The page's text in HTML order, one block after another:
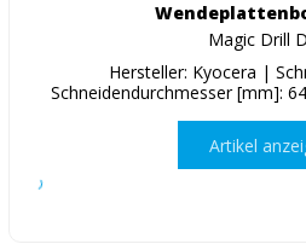
Magic Drill
Hersteller: Kyocera |
Schneidendurchmesser [mm]:
Artikel